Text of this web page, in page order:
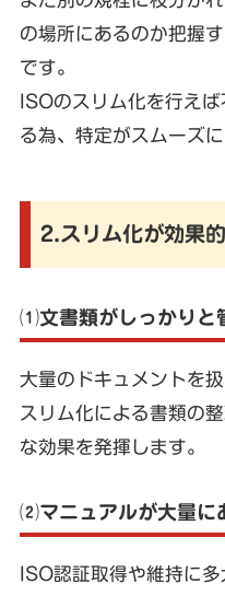
の場所にあるのか把握
です。
ISOのスリム化を行え
る為、特定がスムーズに
2.スリム化が効果
⑴文書類がしっかりと
大量のドキュメントを
スリム化による書類の
な効果を発揮します。
⑵マニュアルが大量に
ISO認証取得や維持に